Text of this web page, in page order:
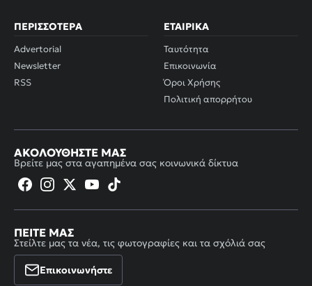
ΠΕΡΙΣΣΌΤΕΡΑ
Advertorial
Newsletter
RSS
ΕΤΑΙΡΙΚΆ
Ταυτότητα
Επικοινωνία
Όροι Χρήσης
Πολιτική απορρήτου
ΑΚΟΛΟΥΘΉΣΤΕ ΜΑΣ
Βρείτε μας στα αγαπημένα σας κοινωνικά δίκτυα
ΠΕΊΤΕ ΜΑΣ
Στείλτε μας τα νέα, τις φωτογραφίες και τα σχόλιά σας
Επικοινωνήστε